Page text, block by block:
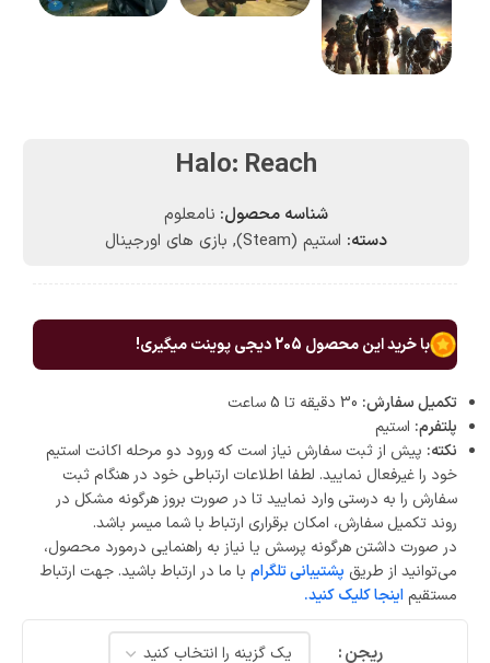
Halo: Reach
شناسه محصول: نامعلوم
دسته: استیم (Steam) , بازی های اورجینال
با خرید این محصول 205دیجی پوینت میگیری!
تکمیل سفارش:
پلتفرم: استیم
نکته: پیش از ثبت سفارش نیاز است که ورود دو مرحله اکانت استیم
خود را غیرفعال نمایید. لطفا اطلاعات ارتباطی خود در هنگام ثبت
سفارش را به درستی وارد نمایید تا در صورت بروز هرگونه مشکل در
روند تکمیل سفارش، امکان برقراری ارتباط با شما میسر باشد.
در صورت داشتن هرگونه پرسش یا نیاز به راهنمایی درمورد محصول،
می‌توانید از طریق پشتیبانی تلگرام با ما در ارتباط باشید. جهت ارتباط
مستقیم اینجا کلیک کنید.
ریجن